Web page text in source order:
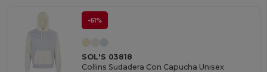
-61%
SOL'S 03818
Collins Sudadera Con Capucha Unisex